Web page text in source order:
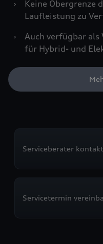
›
Keine Obergrenze
Laufleistung zu
›
Auch verfügbar
für Hybrid- und
Serviceberater
Servicetermin